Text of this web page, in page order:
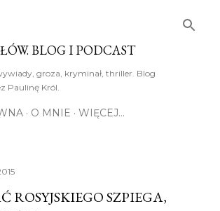
BLOG I PODCAST
groza, kryminał, thriller. Blog
Paulinę Król.
O MNIE WIĘCEJ…
ROSYJSKIEGO SZPIEGA,